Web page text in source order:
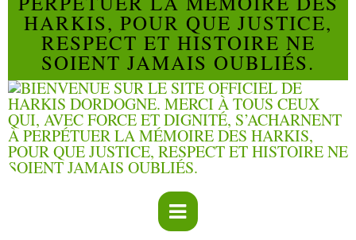
HARKIS, POUR QUE JUSTICE,
RESPECT ET HISTOIRE NE
SOIENT JAMAIS OUBLIÉS.